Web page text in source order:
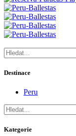
Search
for:
Destinace
Peru
Search
for:
Kategorie